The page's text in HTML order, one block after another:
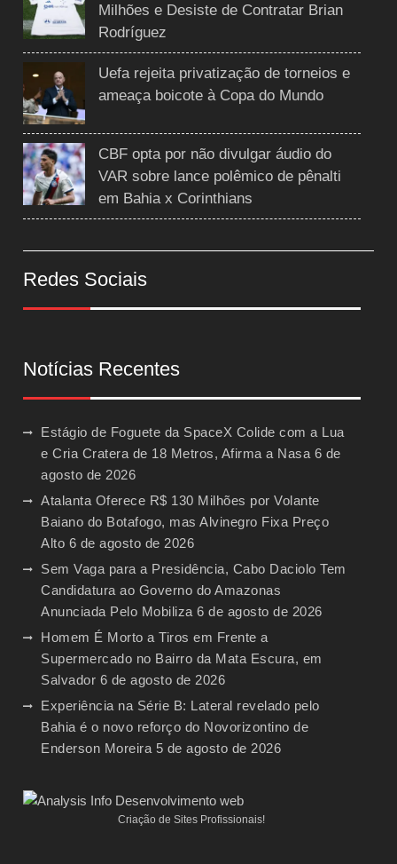
Milhões e Desiste de Contratar Brian
Rodríguez
Uefa rejeita privatização de torneios e
ameaça boicote à Copa do Mundo
CBF opta por não divulgar áudio do
VAR sobre lance polêmico de pênalti
em Bahia x Corinthians
Redes Sociais
Notícias Recentes
Estágio de Foguete da SpaceX Colide com a Lua
e Cria Cratera de 18 Metros, Afirma a Nasa 6 de
agosto de 2026
Atalanta Oferece R$ 130 Milhões por Volante
Baiano do Botafogo, mas Alvinegro Fixa Preço
Alto 6 de agosto de 2026
Sem Vaga para a Presidência, Cabo Daciolo Tem
Candidatura ao Governo do Amazonas
Anunciada Pelo Mobiliza 6 de agosto de 2026
Homem É Morto a Tiros em Frente a
Supermercado no Bairro da Mata Escura, em
Salvador 6 de agosto de 2026
Experiência na Série B: Lateral revelado pelo
Bahia é o novo reforço do Novorizontino de
Enderson Moreira 5 de agosto de 2026
Criação de Sites Profissionais!